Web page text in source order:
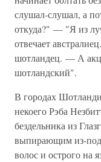
слушал-слушал, а
откуда?" — "Я из
отвечает
шотландец. — А
шотландский".
В городах
некоего Рэба
бездельника из
выпирающим из-под
волос и острого на